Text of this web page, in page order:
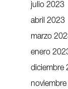
julio 2023
abril 2023
marzo
enero
diciembre